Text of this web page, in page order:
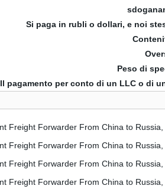
Si paga in rubli o dollari, e noi
Peso di
Il pagamento per conto di un LLC o di